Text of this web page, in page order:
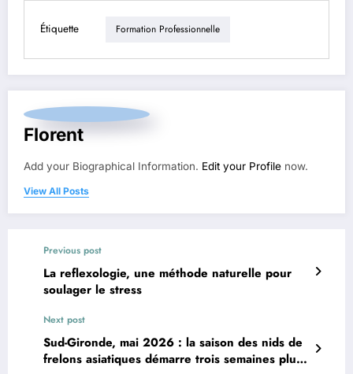
Étiquette Formation Professionnelle
Florent
Add your Biographical Information. Edit your Profile now.
View All Posts
Previous post
La reflexologie, une méthode naturelle pour
soulager le stress
Next post
Sud-Gironde, mai 2026 : la saison des nids de
frelons asiatiques démarre trois semaines plus